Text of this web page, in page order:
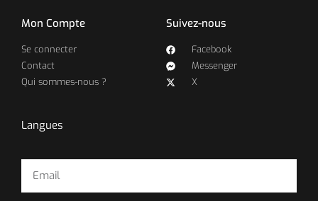
Mon Compte
Se connecter
Contact
Qui sommes-nous ?
Suivez-nous
Facebook
Messenger
X
Langues